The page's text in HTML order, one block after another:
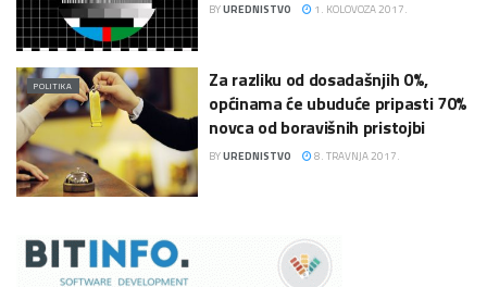
BYUREDNISTVO 1. KOLOVOZA 2017.
POLITIKA
Za razliku od dosadašnjih 0%,
općinama će ubuduće pripasti 70%
novca od boravišnih pristojbi
BYUREDNISTVO 8. TRAVNJA 2017.